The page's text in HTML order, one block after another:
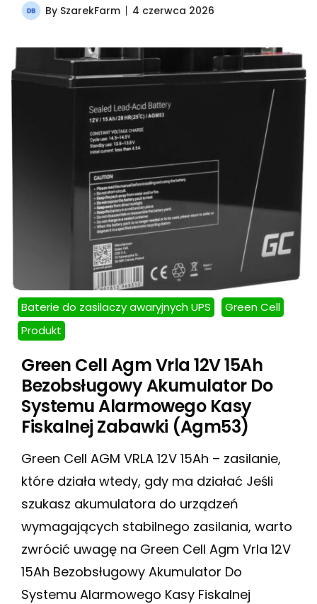
By SzarekFarm 4 czerwca 2026
Baterie do zasilaczy awaryjnych UPS
Green Cell
Produkt
Green Cell Agm Vrla 12V 15Ah
Bezobsługowy Akumulator Do
Systemu Alarmowego Kasy
Fiskalnej Zabawki (Agm53)
Green Cell AGM VRLA 12V 15Ah – zasilanie,
które działa wtedy, gdy ma działać Jeśli
szukasz akumulatora do urządzeń
wymagających stabilnego zasilania, warto
zwrócić uwagę na Green Cell Agm Vrla 12V
15Ah Bezobsługowy Akumulator Do
Systemu Alarmowego Kasy Fiskalnej